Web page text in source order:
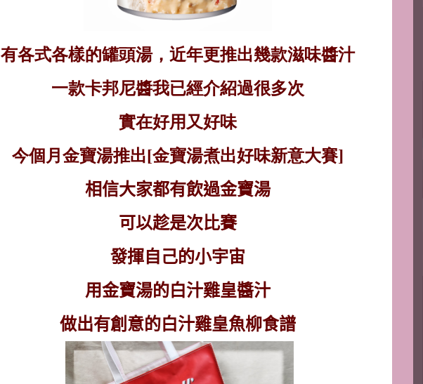
有各式各樣的罐頭湯，近年更推出幾款滋味醬汁
一款卡邦尼醬我已經介紹過很多次
實在好用又好味
今個月金寶湯推出 [金寶湯煮出好味新意大賽]
相信大家都有飲過金寶湯
可以趁是次比賽
發揮自己的小宇宙
用金寶湯的白汁雞皇醬汁
做出有創意的白汁雞皇魚柳食譜